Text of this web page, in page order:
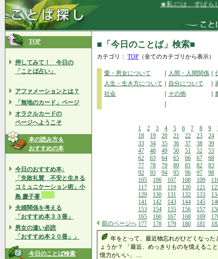
★私には、すばらしい
TOP
押してみて！ 今日の
「ことば占い」
アファメーションとは？
「無地のカード」ページ
オラクルカードの
ページへようこそ
本の読み方＆
おすすめの本
今日のおすすめ本↓
「失敗礼賛 不安と生きる
コミュニケーション術」小
島 慶子著
夫婦関係を考える
「おすすめ本３３冊」
男女の違い必読
「おすすめ本２０冊」」
今日のことば検索
■「今日のことば」検索■
カテゴリ： TOP （全てのカテゴリから表示）
愛・男女について 人間・人間関係
人生・生き方について
自分について
社会
その他
前のページへ
1 2 3 4 5 6 7 8 9
18
19 20 21 22 23
24
33
34 35 36 37 38
39
47
48 49 50 51 52
53
62
63 64 65 66 67
68
77
78 79 80 81 82
83
92
93 94 95 96 97
98
105
106 107 108 109
117
118 119 120 121
129
130 131 132 133
141
142 143 144 145
153
154 155 156 157
165
166 167 168 169
177
178 179 180 181
年をとって、最近物忘れがひどくなっ
ょうか？ 「最近、めっきりものを憶えるこ
憶力がいい」 ....